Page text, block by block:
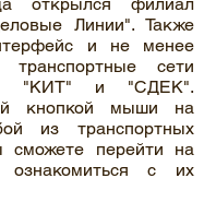
Линии". Также
и не менее
транспортные сети
"КИТ" и "СДЕК".
кнопкой мыши на
из транспортных
сможете перейти на
с их